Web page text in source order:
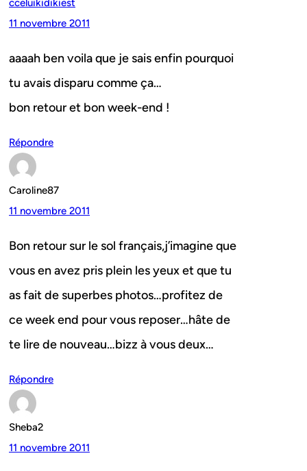
cceluikidikiest
11 novembre 2011
aaaah ben voila que je sais enfin pourquoi
tu avais disparu comme ça…
bon retour et bon week-end !
Répondre
Caroline87
11 novembre 2011
Bon retour sur le sol français,j’imagine que
vous en avez pris plein les yeux et que tu
as fait de superbes photos…profitez de
ce week end pour vous reposer…hâte de
te lire de nouveau…bizz à vous deux…
Répondre
Sheba2
11 novembre 2011